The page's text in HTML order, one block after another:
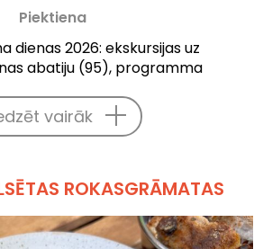
Piektiena
dienas 2026: ekskursijas uz
abatiju (95), programma
vairāk
ROKASGRĀMATAS